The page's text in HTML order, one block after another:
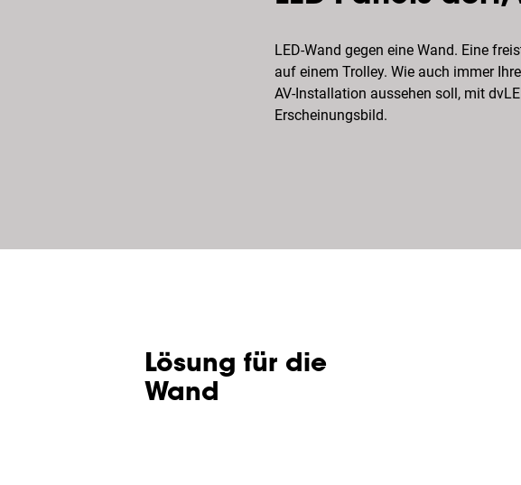
LED-Wand gegen eine Wand. Eine
auf einem Trolley. Wie auch immer Ihre
AV-Installation aussehen soll, mit
Erscheinungsbild.
Lösung für die
Wand